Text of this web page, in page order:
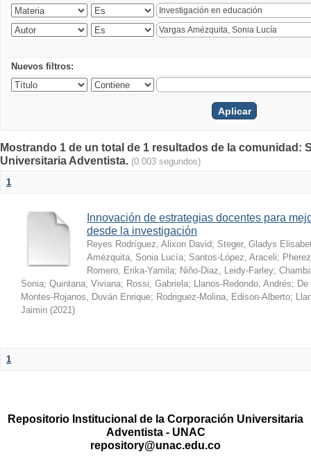
Nuevos filtros:
Mostrando 1 de un total de 1 resultados de la comunidad:
Universitaria Adventista. (0.003 segundos)
1
Innovación de estrategias docentes para
desde la investigación
Reyes Rodríguez, Alixon David; Steger, Gladys
Amézquita, Sonia Lucía; Santos-López, Araceli;
Romero, Erika-Yamila; Niño-Diaz, Leidy-Farley;
Sonia; Quintana, Viviana; Rossi, Gabriela; Llanos-Redondo, Andrés;
Montes-Rojanos, Duván Enrique; Rodriguez-Molina, Edison-Alberto;
Jaimin (2021)
1
Repositorio Institucional de la Corporación Universitaria
Adventista - UNAC
repository@unac.edu.co